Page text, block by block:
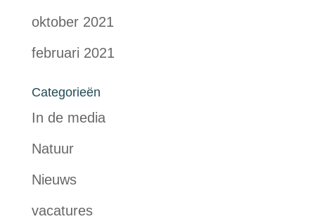
oktober 2021
februari 2021
Categorieën
In de media
Natuur
Nieuws
vacatures